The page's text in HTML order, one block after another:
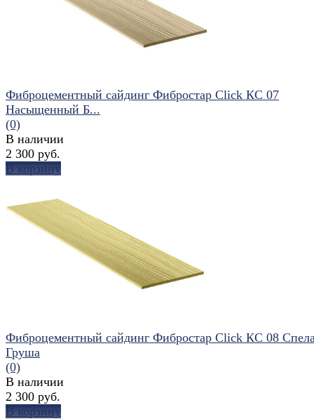
избранное сравнить
Фиброцементный сайдинг Фибростар Click КС 07
Насыщенный Б...
(0)
В наличии
2 300 руб.
В корзину
Фиброцементный сайдинг Фибростар Click КС 08
Груша
(0)
В наличии
2 300 руб.
В корзину